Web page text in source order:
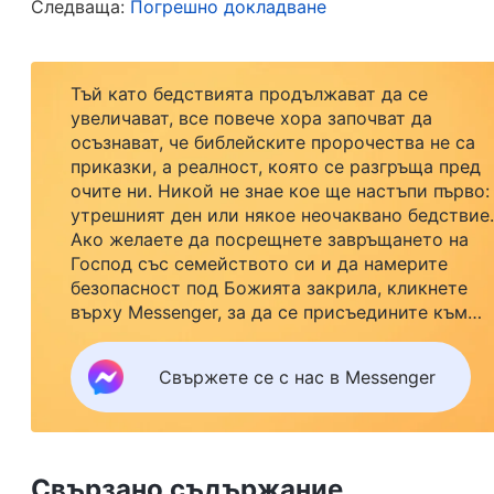
недопустимо за Бог“(Словото, Т.1 – Явяването и
праведен нрав не търпи оскърбление. Бог е
боготворят и да Го почитат като велик, и не
Вярвах в Бог, но боготворях хора, а Той
накърня Божия нрав.
През това време непрекъснато се молех на
двама водачи. Като четях Божиите слова,
Всемогъщият Бог казва: „Не се възхищаваш
онези лъжепастири с виден статус. Не
харесваш онези развратници, които
Христовата болка от това, че няма къде да
Следваща: Погрешно докладване
Тъй като бедствията продължават да се
увеличават, все повече хора започват да
осъзнават, че библейските пророчества не са
приказки, а реалност, която се разгръща пред
очите ни. Никой не знае кое ще настъпи първо:
утрешният ден или някое неочаквано бедствие.
Ако желаете да посрещнете завръщането на
Господ със семейството си и да намерите
безопасност под Божията закрила, кликнете
върху Messenger, за да се присъедините към
нашата група за изучаване. Не чакайте до утре.
Свържете се с нас в Messenger